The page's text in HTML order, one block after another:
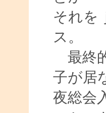
それを
ス。
最終
子が居
夜総会